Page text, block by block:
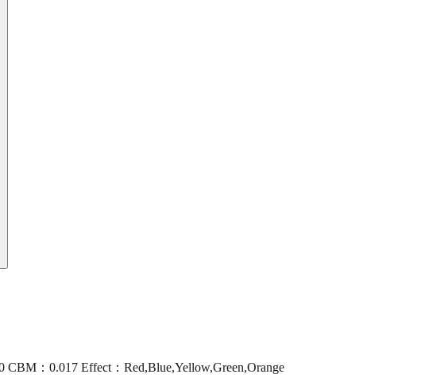
：0.017 Effect：Red,Blue,Yellow,Green,Orange